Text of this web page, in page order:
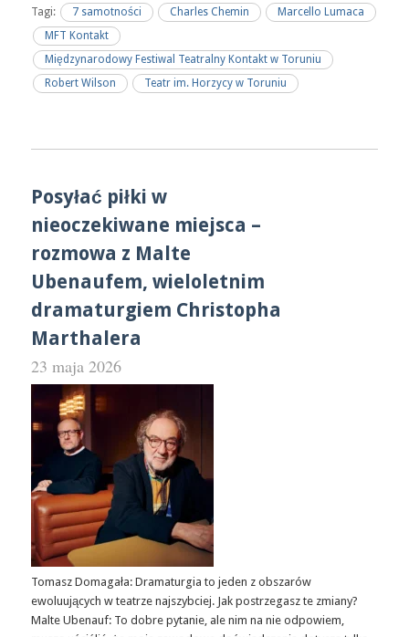
Tagi: 7 samotności Charles Chemin
Marcello Lumaca
MFT Kontakt
Międzynarodowy Festiwal Teatralny Kontakt w Toruniu
Robert Wilson
Teatr im. Horzycy w Toruniu
Posyłać piłki w
nieoczekiwane miejsca –
rozmowa z Malte
Ubenaufem, wieloletnim
dramaturgiem Christopha
Marthalera
23 maja 2026
Tomasz Domagała: Dramaturgia to jeden z obszarów
ewoluujących w teatrze najszybciej. Jak postrzegasz te zmiany?
Malte Ubenauf: To dobre pytanie, ale nim na nie odpowiem,